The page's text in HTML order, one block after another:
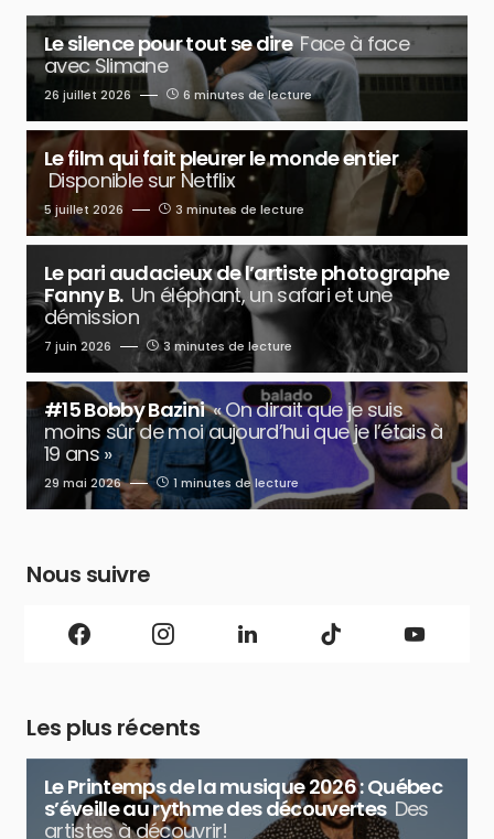
Le silence pour tout se dire Face à face
avec Slimane
26 juillet 2026 6 minutes de lecture
Le film qui fait pleurer le monde entier
Disponible sur Netflix
5 juillet 2026 3 minutes de lecture
Le pari audacieux de l’artiste photographe
Fanny B. Un éléphant, un safari et une
démission
7 juin 2026 3 minutes de lecture
#15 Bobby Bazini « On dirait que je suis
moins sûr de moi aujourd’hui que je l’étais à
19 ans »
29 mai 2026 1 minutes de lecture
Nous suivre
Les plus récents
Le Printemps de la musique 2026 : Québec
s’éveille au rythme des découvertes Des
artistes à découvrir!